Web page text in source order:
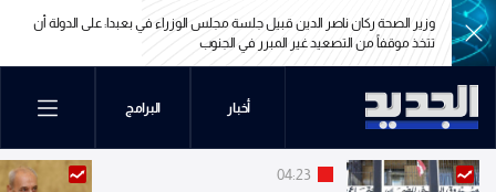
وزير الصحة ركان ناصر الدين قبيل جلسة مجلس الوزراء في بعبدا: على الدولة أن
تتخذ موقفاً من التصعيد غير المبرر في الجنوب
وزير الصحة ركان ناصر الدين قبيل جلسة مجلس الوزراء في بعبدا: على الدولة أن
تتخذ موقفاً من التصعيد غير المبرر في الجنوب
أخبار البرامج
04:23